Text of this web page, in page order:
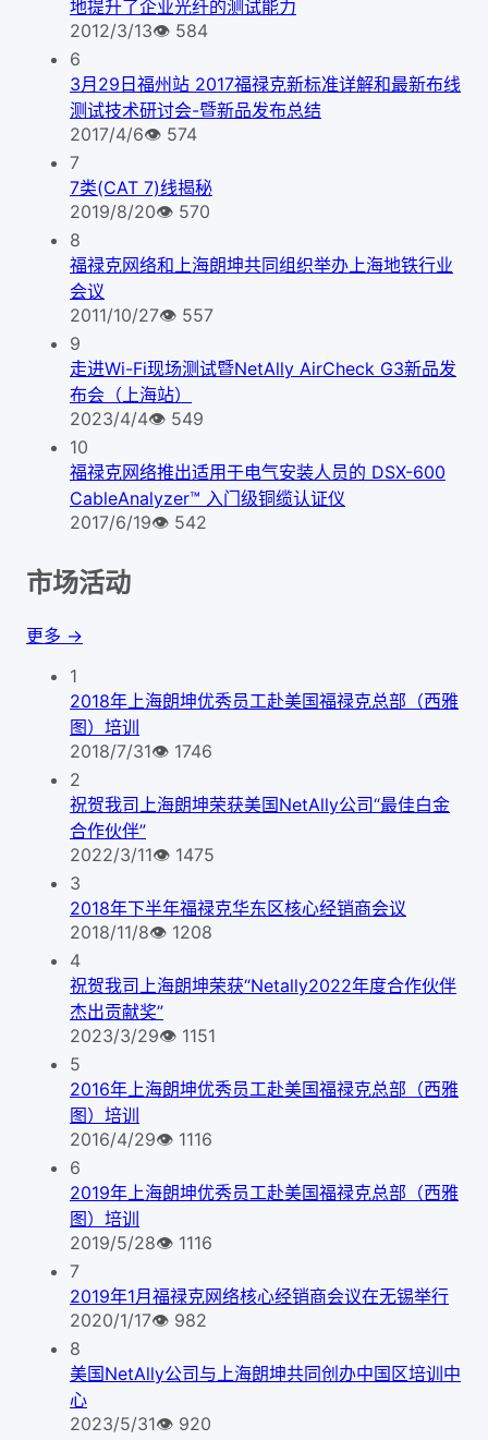
地提升了企业光纤的测试能力
2012/3/13👁 584
6
3月29日福州站 2017福禄克新标准详解和最新布线
测试技术研讨会-暨新品发布总结
2017/4/6👁 574
7
7类(CAT 7)线揭秘
2019/8/20👁 570
8
福禄克网络和上海朗坤共同组织举办上海地铁行业
会议
2011/10/27👁 557
9
走进Wi-Fi现场测试暨NetAlly AirCheck G3新品发
布会（上海站）
2023/4/4👁 549
10
福禄克网络推出适用于电气安装人员的 DSX-600
CableAnalyzer™ 入门级铜缆认证仪
2017/6/19👁 542
市场活动
更多 →
1
2018年上海朗坤优秀员工赴美国福禄克总部（西雅
图）培训
2018/7/31👁 1746
2
祝贺我司上海朗坤荣获美国NetAlly公司“最佳白金
合作伙伴”
2022/3/11👁 1475
3
2018年下半年福禄克华东区核心经销商会议
2018/11/8👁 1208
4
祝贺我司上海朗坤荣获“Netally2022年度合作伙伴
杰出贡献奖”
2023/3/29👁 1151
5
2016年上海朗坤优秀员工赴美国福禄克总部（西雅
图）培训
2016/4/29👁 1116
6
2019年上海朗坤优秀员工赴美国福禄克总部（西雅
图）培训
2019/5/28👁 1116
7
2019年1月福禄克网络核心经销商会议在无锡举行
2020/1/17👁 982
8
美国NetAlly公司与上海朗坤共同创办中国区培训中
心
2023/5/31👁 920